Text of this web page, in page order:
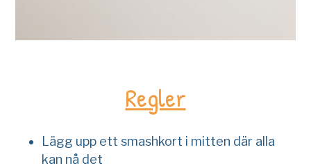
Regler
Lägg upp ett smashkort i mitten där alla
kan nå det